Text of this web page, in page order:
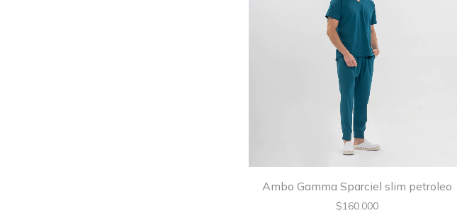
Ambo Gamma Sparciel slim petroleo
$160.000